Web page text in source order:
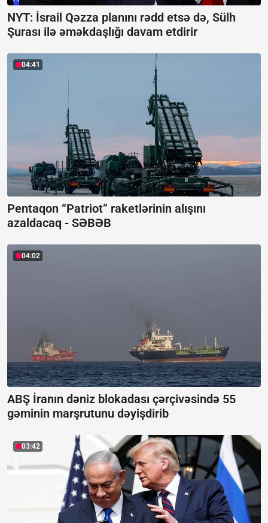
NYT: İsrail Qəzza planını rədd etsə də, Sülh
Şurası ilə əməkdaşlığı davam etdirir
04:41
Pentaqon “Patriot” raketlərinin alışını
azaldacaq - SƏBƏB
04:02
ABŞ İranın dəniz blokadası çərçivəsində 55
gəminin marşrutunu dəyişdirib
03:42